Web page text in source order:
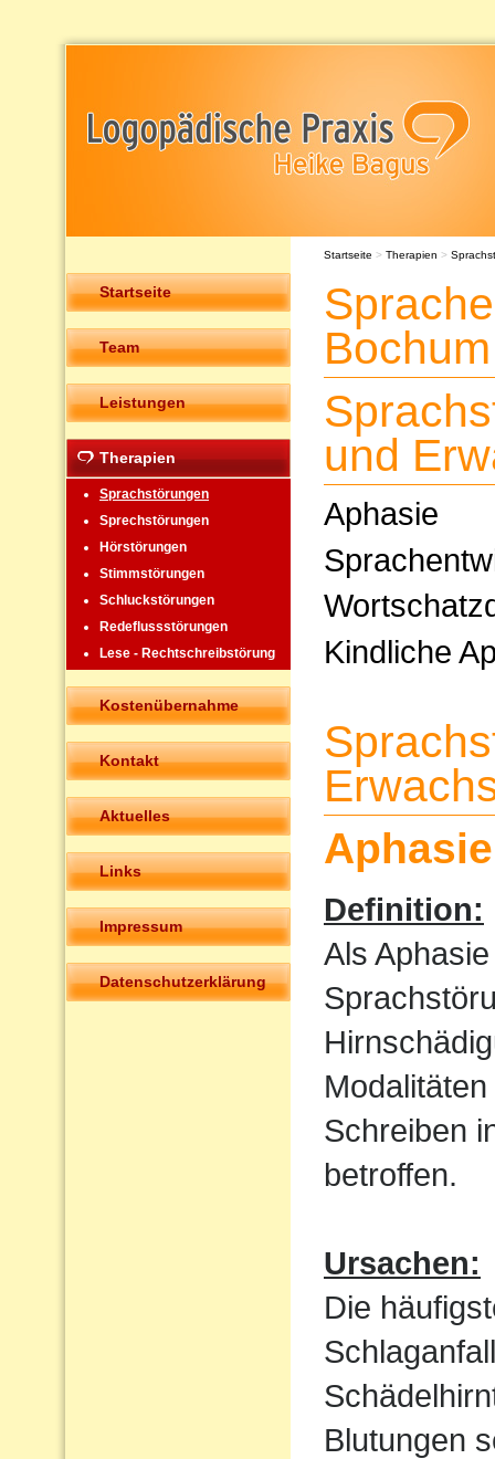
Startseite
Team
Leistungen
Therapien
Sprachstörungen
Sprechstörungen
Hörstörungen
Stimmstörungen
Schluckstörungen
Redeflussstörungen
Lese - Rechtschreibstörung
Kostenübernahme
Kontakt
Aktuelles
Links
Impressum
Datenschutzerklärung
Startseite > Therapien >
Bochum
und
Aphasie
Kindliche
Aphasie
Definition:
Als
Schreiben
betroffen.
Ursachen:
Die
Blutungen